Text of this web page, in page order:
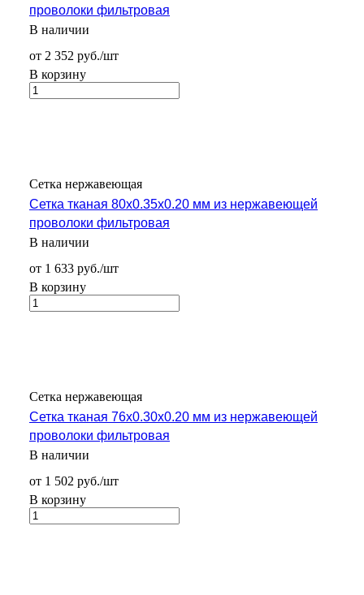
проволоки фильтровая
В наличии
от 2 352 руб./шт
В корзину
Сетка нержавеющая
Сетка тканая 80х0.35х0.20 мм из нержавеющей
проволоки фильтровая
В наличии
от 1 633 руб./шт
В корзину
Сетка нержавеющая
Сетка тканая 76х0.30х0.20 мм из нержавеющей
проволоки фильтровая
В наличии
от 1 502 руб./шт
В корзину